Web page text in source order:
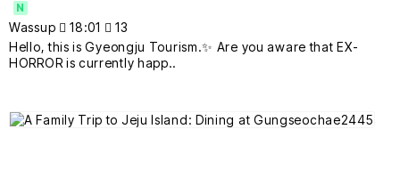
N
Wassup 18:01
13
Hello, this is Gyeongju Tourism.✨ Are you aware that EX-
HORROR is currently happ..